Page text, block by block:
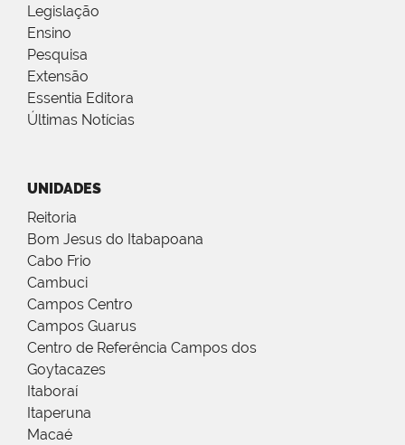
Legislação
Ensino
Pesquisa
Extensão
Essentia Editora
Últimas Notícias
UNIDADES
Reitoria
Bom Jesus do Itabapoana
Cabo Frio
Cambuci
Campos Centro
Campos Guarus
Centro de Referência Campos dos
Goytacazes
Itaboraí
Itaperuna
Macaé